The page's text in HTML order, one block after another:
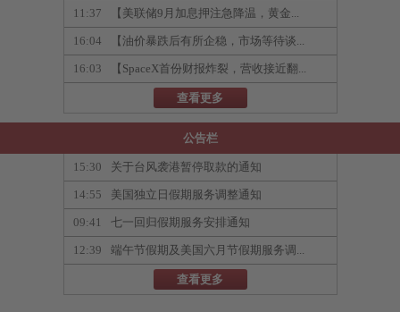
11:37 【美联储9月加息押注急降温，黄金...
16:04 【油价暴跌后有所企稳，市场等待谈...
16:03 【SpaceX首份财报炸裂，营收接近翻...
查看更多
公告栏
15:30 关于台风袭港暂停取款的通知
14:55 美国独立日假期服务调整通知
09:41 七一回归假期服务安排通知
12:39 端午节假期及美国六月节假期服务调...
查看更多